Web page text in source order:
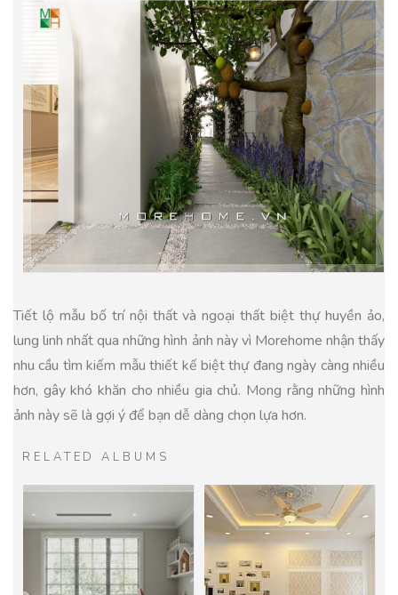
Tiết lộ mẫu bố trí nội thất và ngoại thất biệt thự huyền ảo,
lung linh nhất qua những hình ảnh này vì Morehome nhận thấy
nhu cầu tìm kiếm mẫu thiết kế biệt thự đang ngày càng nhiều
hơn, gây khó khăn cho nhiều gia chủ. Mong rằng những hình
ảnh này sẽ là gợi ý để bạn dễ dàng chọn lựa hơn.
RELATED ALBUMS